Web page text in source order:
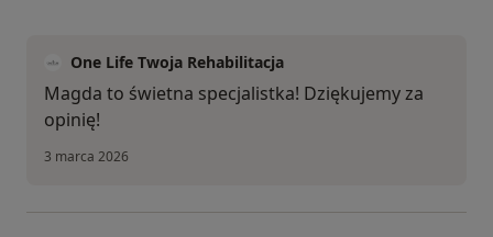
One Life Twoja Rehabilitacja
Magda to świetna specjalistka! Dziękujemy za
opinię!
3 marca 2026